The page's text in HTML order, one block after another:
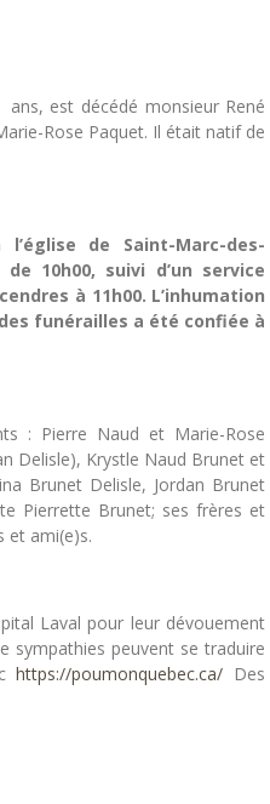
ans, est décédé monsieur René
Rose Paquet. Il était natif de
de Saint-Marc-des-
10h00, suivi d’un service
à 11h00. L’inhumation
funérailles a été confiée à
: Pierre Naud et Marie-Rose
Delisle), Krystle Naud Brunet et
Brunet Delisle, Jordan Brunet
Pierrette Brunet; ses frères et
et ami(e)s.
Laval pour leur dévouement
sympathies peuvent se traduire
https://poumonquebec.ca/ Des